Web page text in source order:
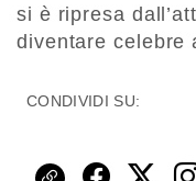
si è ripresa
diventare celebre
CONDIVIDI SU: